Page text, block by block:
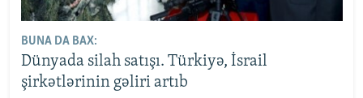
BUNA DA BAX:
Dünyada silah satışı. Türkiyə, İsrail
şirkətlərinin gəliri artıb